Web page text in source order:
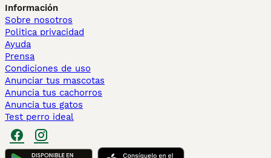
Información
Sobre nosotros
Politica privacidad
Ayuda
Prensa
Condiciones de uso
Anunciar tus mascotas
Anuncia tus cachorros
Anuncia tus gatos
Test perro ideal